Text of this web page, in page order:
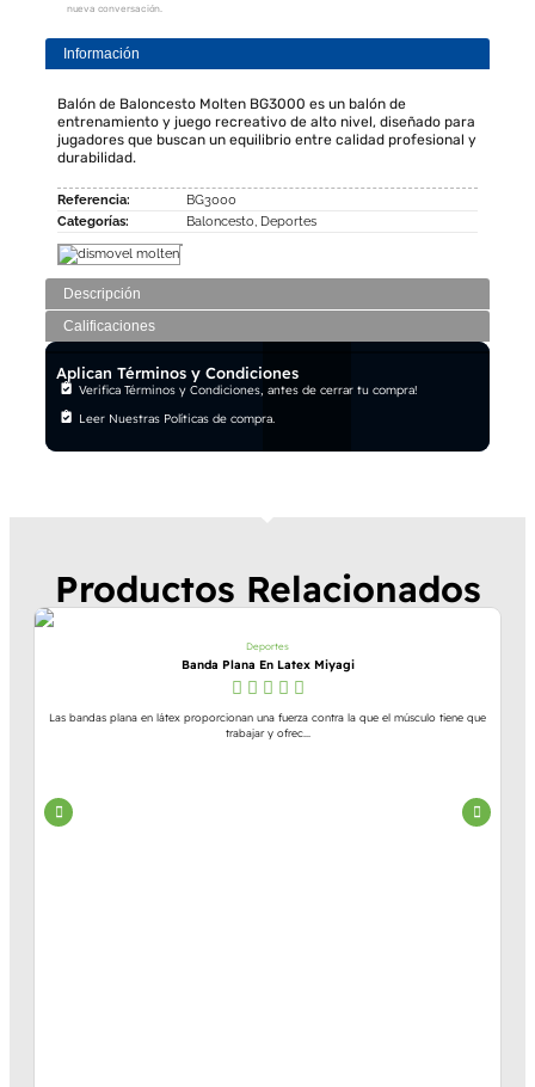
nueva conversación.
Información
Descripción
Calificaciones
Balón de Baloncesto Molten BG3000 es un balón de
entrenamiento y juego recreativo de alto nivel, diseñado para
jugadores que buscan un equilibrio entre calidad profesional y
durabilidad.
Referencia:
BG3000
Categorías:
Baloncesto Deportes
Aplican Términos y Condiciones
Verifica Términos y Condiciones, antes de cerrar tu compra!
Leer Nuestras Políticas de compra.
Productos Relacionados
Deportes
Banda Plana En Latex Miyagi
Las bandas plana en látex proporcionan una fuerza contra la que el músculo tiene que
trabajar y ofrec...